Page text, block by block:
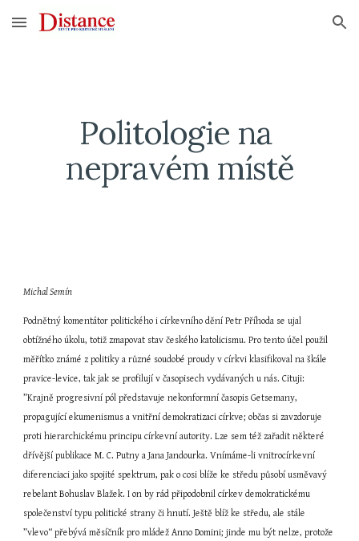
Skip to main content Skip to navigation
Politologie na
nepravém místě
Michal Semín
Podnětný komentátor politického i církevního dění Petr Příhoda se ujal
obtížného úkolu, totiž zmapovat stav českého katolicismu. Pro tento účel použil
měřítko známé z politiky a různé soudobé proudy v církvi klasifikoval na škále
pravice-levice, tak jak se profilují v časopisech vydávaných u nás. Cituji:
”Krajně progresivní pól představuje nekonformní časopis Getsemany,
propagující ekumenismus a vnitřní demokratizaci církve; občas si zavzdoruje
proti hierarchickému principu církevní autority. Lze sem též zařadit některé
dřívější publikace M. C. Putny a Jana Jandourka. Vnímáme-li vnitrocírkevní
diferenciaci jako spojité spektrum, pak o cosi blíže ke středu působí usměvavý
rebelant Bohuslav Blažek. I on by rád připodobnil církev demokratickému
společenství typu politické strany či hnutí. Ještě blíž ke středu, ale stále
”vlevo“ přebývá měsíčník pro mládež Anno Domini; jinde mu být nelze, protože